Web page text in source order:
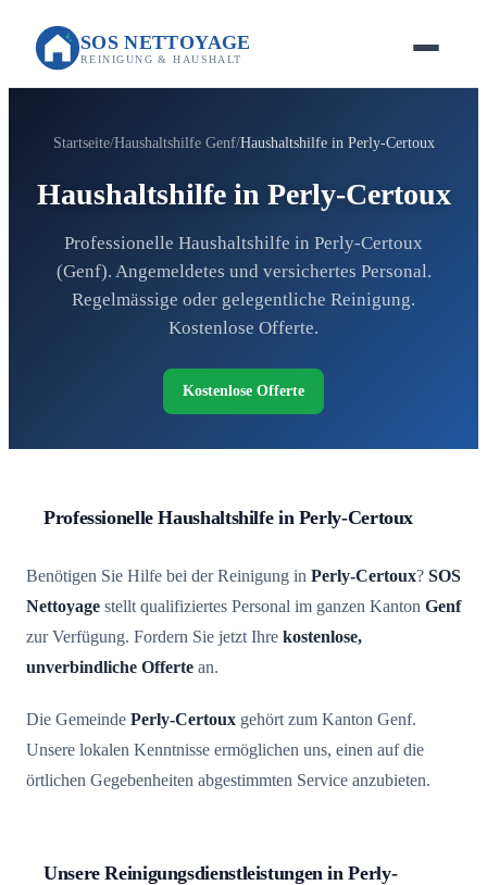
SOS NETTOYAGE
REINIGUNG & HAUSHALT
Startseite Haushaltshilfe Genf Haushaltshilfe in Perly-Certoux
Haushaltshilfe in Perly-Certoux
Professionelle Haushaltshilfe in Perly-Certoux
(Genf). Angemeldetes und versichertes Personal.
Regelmässige oder gelegentliche Reinigung.
Kostenlose Offerte.
Kostenlose Offerte
Professionelle Haushaltshilfe in Perly-Certoux
Benötigen Sie Hilfe bei der Reinigung in Perly-Certoux? SOS
Nettoyage stellt qualifiziertes Personal im ganzen Kanton Genf
zur Verfügung. Fordern Sie jetzt Ihre kostenlose,
unverbindliche Offerte an.
Die Gemeinde Perly-Certoux gehört zum Kanton Genf.
Unsere lokalen Kenntnisse ermöglichen uns, einen auf die
örtlichen Gegebenheiten abgestimmten Service anzubieten.
Unsere Reinigungsdienstleistungen in Perly-